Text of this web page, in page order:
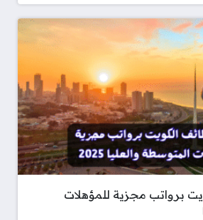
برواتب مجزية للمؤهلات